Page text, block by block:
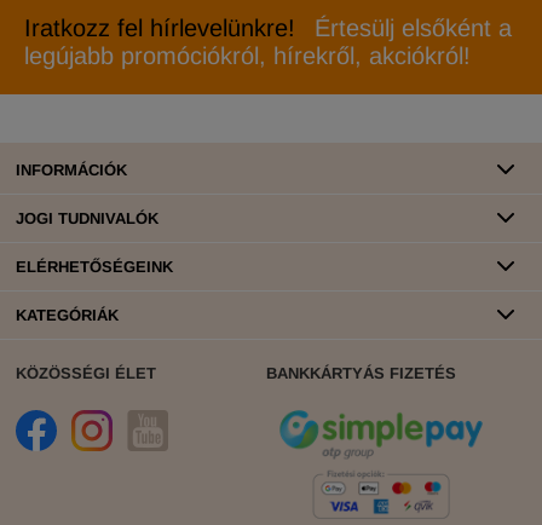
Iratkozz fel hírlevelünkre!
Értesülj elsőként a
legújabb promóciókról, hírekről, akciókról!
INFORMÁCIÓK
JOGI TUDNIVALÓK
ELÉRHETŐSÉGEINK
KATEGÓRIÁK
KÖZÖSSÉGI ÉLET BANKKÁRTYÁS FIZETÉS